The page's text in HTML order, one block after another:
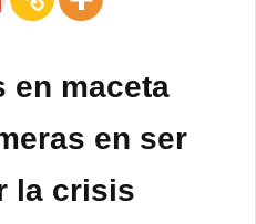
en maceta
en ser
la crisis